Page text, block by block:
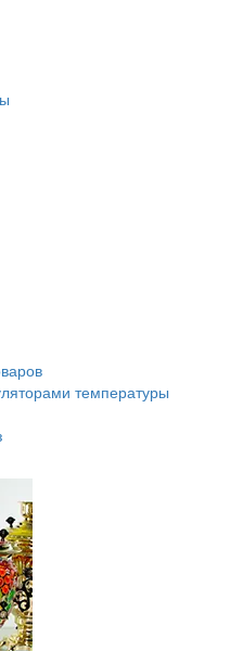
температуры